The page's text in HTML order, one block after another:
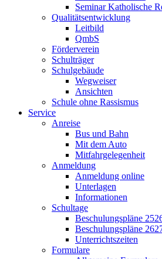
Seminar Katholische
Qualitätsentwicklung
Leitbild
QmbS
Förderverein
Schulträger
Schulgebäude
Wegweiser
Ansichten
Schule ohne Rassismus
Service
Anreise
Bus und Bahn
Mit dem Auto
Mitfahrgelegenheit
Anmeldung
Anmeldung online
Unterlagen
Informationen
Schultage
Beschulungspläne
Beschulungspläne
Unterrichtszeiten
Formulare